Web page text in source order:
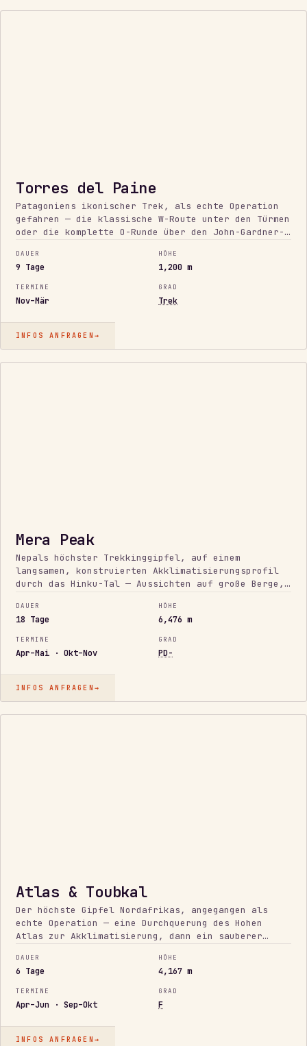
Torres del Paine
Patagoniens ikonischer Trek, als echte Operation
gefahren — die klassische W-Route unter den Türmen
oder die komplette O-Runde über den John-Gardner-
handverlesene Refugios und ein täglicher Check-in
auf einem der großen Treks der Erde.
DAUER
9 Tage
HÖHE
1,200 m
TERMINE
Nov–Mär
GRAD
Trek
INFOS ANFRAGEN →
Mera Peak
Nepals höchster Trekkinggipfel, auf einem
langsamen, konstruierten Akklimatisierungsprofil
durch das Hinku-Tal — Aussichten auf große Berge,
DAUER
18 Tage
HÖHE
6,476 m
TERMINE
Apr–Mai · Okt–Nov
GRAD
PD-
INFOS ANFRAGEN →
Atlas & Toubkal
Der höchste Gipfel Nordafrikas, angegangen als
echte Operation — eine Durchquerung des Hohen
Atlas zur Akklimatisierung, dann ein sauberer
Ziel mit kurzer, verlässlicher Logistik.
DAUER
6 Tage
HÖHE
4,167 m
TERMINE
Apr–Jun · Sep–Okt
GRAD
F
INFOS ANFRAGEN →